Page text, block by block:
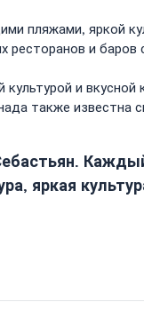
пляжами, яркой
и
и
также известна
яркая